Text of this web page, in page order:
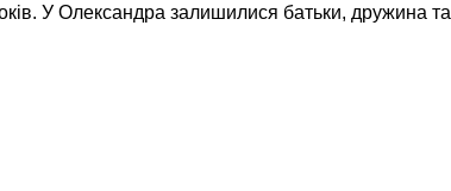
У Олександра залишилися батьки, дружина та